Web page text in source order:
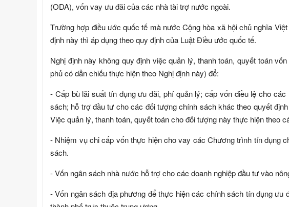
(ODA), vốn vay ưu đãi của các nhà tài trợ nước ngoài.
Trường hợp điều ước quốc tế mà nước Cộng hòa xã hội chủ nghĩa
định này thì áp dụng theo quy định của Luật Điều ước quốc tế.
Nghị định này không quy định việc quản lý, thanh toán, quyết toán
phủ có dẫn chiếu thực hiện theo Nghị định này) để:
- Cấp bù lãi suất tín dụng ưu đãi, phí quản lý; cấp vốn điều lệ cho
sách; hỗ trợ đầu tư cho các đối tượng chính sách khác theo quyết
Việc quản lý, thanh toán, quyết toán cho đối tượng này thực hiện theo
- Nhiệm vụ chi cấp vốn thực hiện cho vay các Chương trình tín dụng
sách.
- Vốn ngân sách nhà nước hỗ trợ cho các doanh nghiệp đầu tư vào
- Vốn ngân sách địa phương để thực hiện các chính sách tín dụng ưu